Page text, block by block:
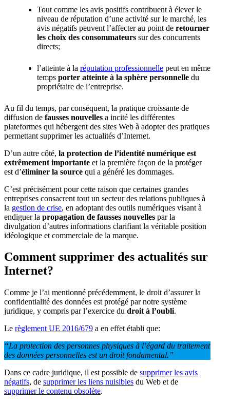
Tout comme les avis positifs contribuent à élever le
niveau de réputation d’une activité sur le marché, les
avis négatifs peuvent l’affecter au point de retourner
les choix des consommateurs sur des concurrents
directs;
l’atteinte à la réputation professionnelle peut en même
temps porter atteinte à la sphère personnelle du
propriétaire de l’entreprise.
Au fil du temps, par conséquent, la pratique croissante de
diffusion de fausses nouvelles a incité les différentes
plateformes qui hébergent des sites Web à adopter des pratiques
permettant supprimer les actualités d’Internet.
D’un autre côté, la protection de l’identité numérique est
extrêmement importante et la première façon de la protéger
est d’éliminer la source qui a généré les dommages.
C’est précisément pour cette raison que certaines grandes
entreprises consacrent tout un secteur des relations publiques à
la gestion de crise, en adoptant des outils numériques visant à
endiguer la propagation de fausses nouvelles par la
divulgation d’autres informations clarifiant la véritable position
idéologique et commerciale de la marque.
Comment supprimer des actualités sur
Internet?
Comme je l’ai mentionné précédemment, le droit d’assurer la
confidentialité des données est protégé par notre système
juridique, y compris par l’exercice du droit à l’oubli.
Le règlement UE 2016/679 a en effet établi que:
“La protection des personnes physiques à l’égard du traitement
des données personnelles est un droit fondamental.”
Dans ce cadre juridique, il est possible de supprimer les avis
négatifs, de supprimer les liens nuisibles du Web et de
supprimer le contenu obsolète.